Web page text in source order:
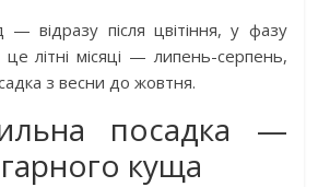
— відразу після цвітіння, у фазу
літні місяці — липень-серпень,
з весни до жовтня.
посадка —
куща